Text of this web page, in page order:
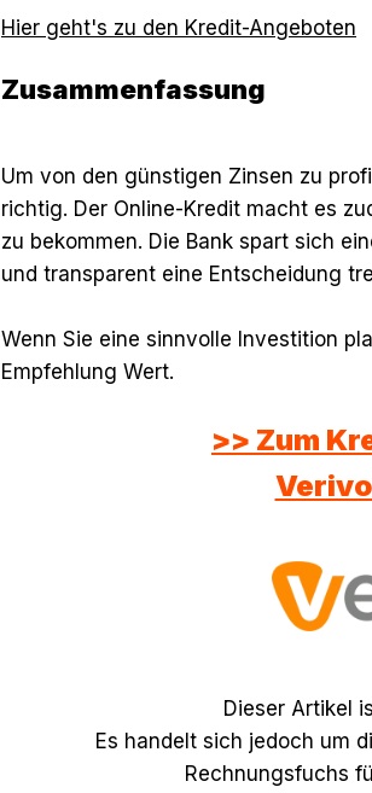
Hier geht's zu den Kredit-Angeboten
Zusammenfassung
Um von den günstigen Zinsen zu
richtig. Der Online-Kredit macht es
zu bekommen. Die Bank spart sich
und transparent eine Entscheidung
Wenn Sie eine sinnvolle Investition
Empfehlung Wert.
>> Zum
Dieser Artikel
Es handelt sich jedoch um
Rechnungsfuchs